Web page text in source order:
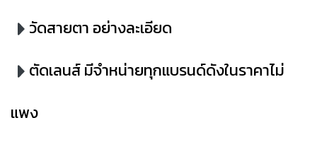
วัดสายตา อย่างละเอียด
ตัดเลนส์ มีจำหน่ายทุกแบรนด์ดังในราคาไม่
แพง